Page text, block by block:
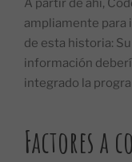
A partir de ahí,
ampliamente para
de esta historia:
información
integrado la
Factores a